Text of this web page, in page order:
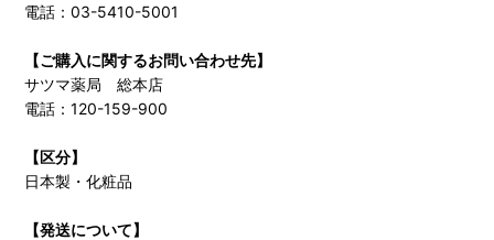
電話：03-5410-5001
【ご購入に関するお問い合わせ先】
サツマ薬局 総本店
電話：120-159-900
【区分】
日本製・化粧品
【発送について】